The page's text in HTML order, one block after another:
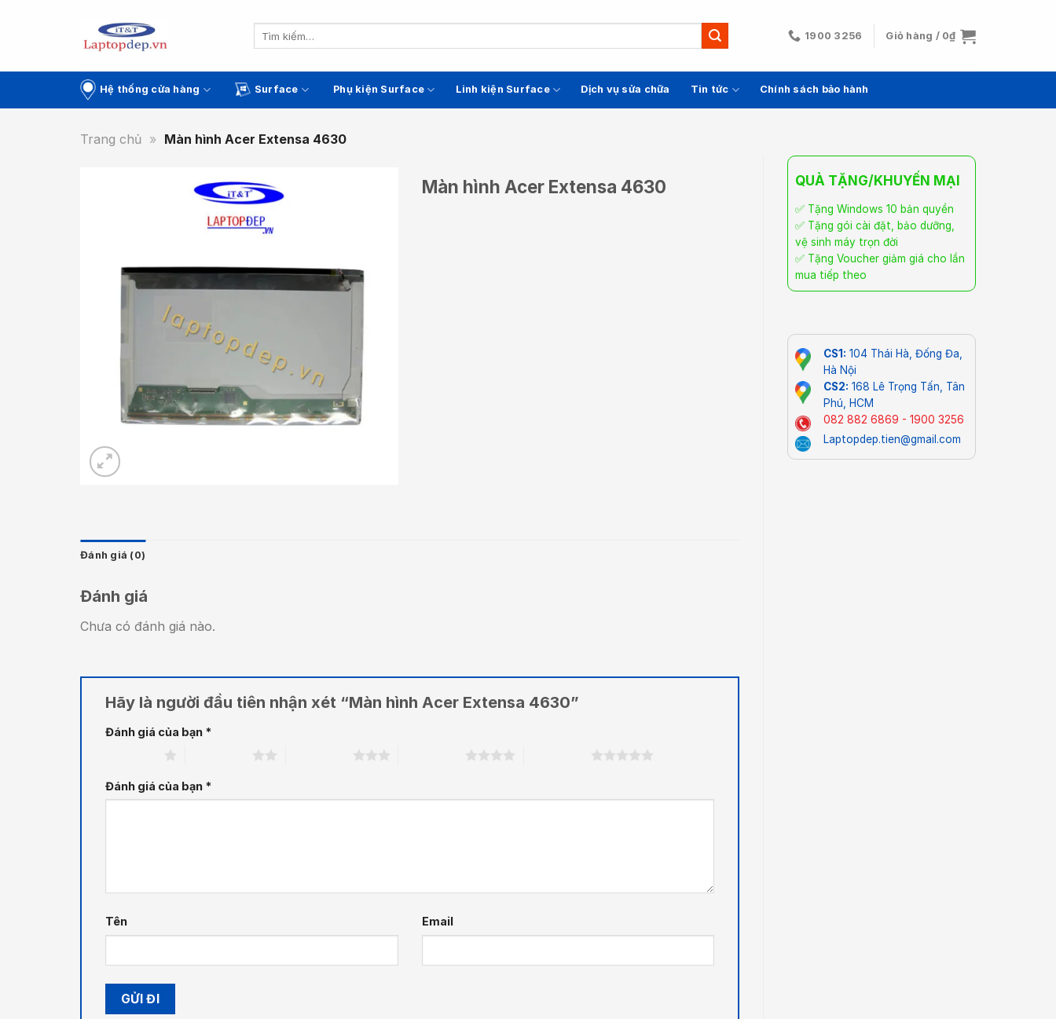
1900 3256 Giỏ hàng / 0₫
Hệ thống cửa hàng Surface Phụ kiện Surface Linh kiện Surface Dịch vụ sửa chữa Tin tức Chính sách bảo hành
Trang chủ » Màn hình Acer Extensa 4630
QUÀ TẶNG/KHUYẾN MẠI
✅ Tặng Windows 10 bản quyền
✅ Tặng gói cài đặt, bảo dưỡng,
vệ sinh máy trọn đời
✅ Tặng Voucher giảm giá cho lần
mua tiếp theo
CS1: 104 Thái Hà, Đống Đa,
Hà Nội
CS2: 168 Lê Trọng Tấn, Tân
Phú, HCM
082 882 6869 - 1900 3256
Laptopdep.tien@gmail.com
Màn hình Acer Extensa 4630
Đánh giá (0)
Đánh giá
Chưa có đánh giá nào.
Hãy là người đầu tiên nhận xét “Màn hình Acer Extensa 4630”
Đánh giá của bạn *
Đánh giá của bạn *
Tên Email